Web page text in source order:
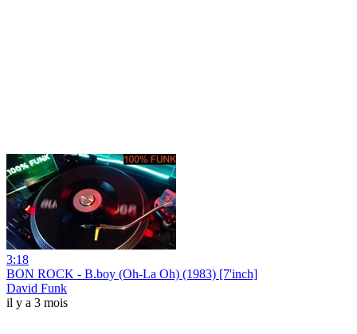
3:18
BON ROCK - B.boy (Oh-La Oh) (1983) [7'inch]
David Funk
il y a 3 mois